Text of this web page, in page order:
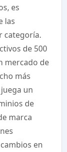
es
las
categoría.
de 500
mercado de
más
un
de
marca
en